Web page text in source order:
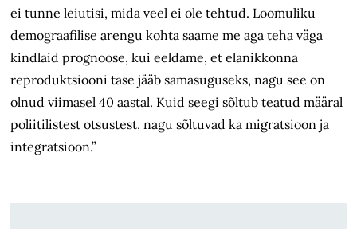
ei tunne leiutisi, mida veel ei ole tehtud. Loomuliku
demograafilise arengu kohta saame me aga teha väga
kindlaid prognoose, kui eeldame, et elanikkonna
reproduktsiooni tase jääb samasuguseks, nagu see on
olnud viimasel 40 aastal. Kuid seegi sõltub teatud määral
poliitilistest otsustest, nagu sõltuvad ka migratsioon ja
integratsioon.”